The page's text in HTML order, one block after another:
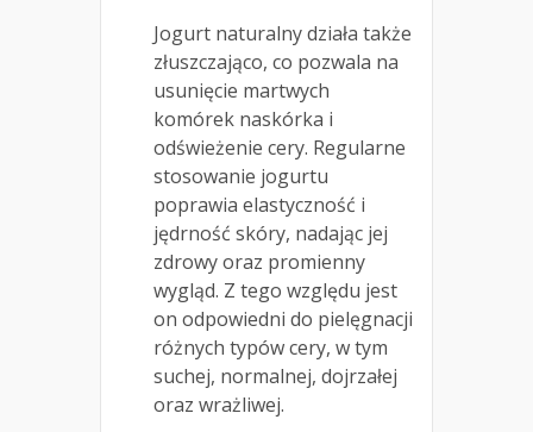
Jogurt naturalny działa także
złuszczająco, co pozwala na
usunięcie martwych
komórek naskórka i
odświeżenie cery. Regularne
stosowanie jogurtu
poprawia elastyczność i
jędrność skóry, nadając jej
zdrowy oraz promienny
wygląd. Z tego względu jest
on odpowiedni do pielęgnacji
różnych typów cery, w tym
suchej, normalnej, dojrzałej
oraz wrażliwej.